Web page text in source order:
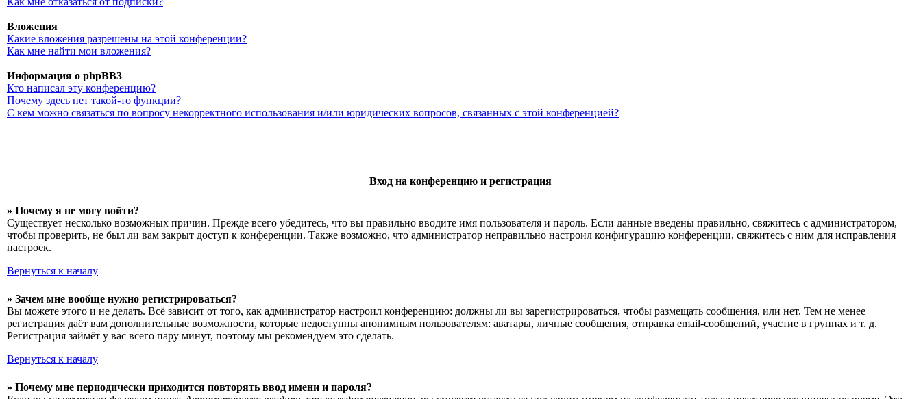
Вложения
Какие вложения разрешены на этой конференции?
Как мне найти мои вложения?
Информация о phpBB3
Кто написал эту конференцию?
Почему здесь нет такой-то функции?
С кем можно связаться по вопросу некорректного использования и/или юридических вопросов, связанных с этой конференцией?
Вход на конференцию и регистрация
» Почему я не могу войти?
Существует несколько возможных причин. Прежде всего убедитесь, что вы правильно вводите имя пользователя и пароль. Если данные введены правильно, свяжитесь с администратором,
чтобы проверить, не был ли вам закрыт доступ к конференции. Также возможно, что администратор неправильно настроил конфигурацию конференции, свяжитесь с ним для исправления
настроек.
Вернуться к началу
» Зачем мне вообще нужно регистрироваться?
Вы можете этого и не делать. Всё зависит от того, как администратор настроил конференцию: должны ли вы зарегистрироваться, чтобы размещать сообщения, или нет. Тем не менее
регистрация даёт вам дополнительные возможности, которые недоступны анонимным пользователям: аватары, личные сообщения, отправка email-сообщений, участие в группах и т. д.
Регистрация займёт у вас всего пару минут, поэтому мы рекомендуем это сделать.
Вернуться к началу
» Почему мне периодически приходится повторять ввод имени и пароля?